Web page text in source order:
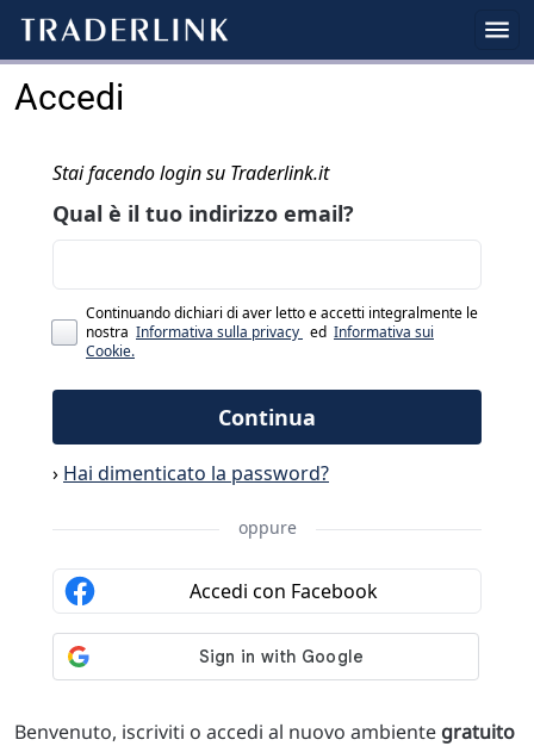
Accedi
Benvenuto, iscriviti o accedi al nuovo ambiente gratuito